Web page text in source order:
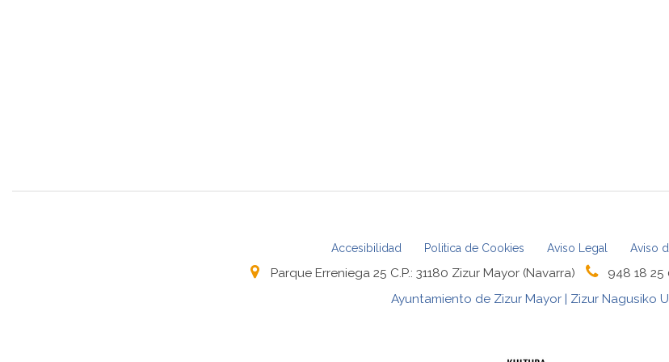
Accesibilidad Politica de Cookies Aviso Legal Aviso
Parque Erreniega 25 C.P.: 31180 Zizur Mayor (Navarra) 948 18 25
Ayuntamiento de Zizur Mayor | Zizur Nagusiko